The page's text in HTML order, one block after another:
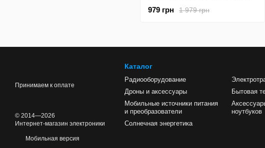
1 979 грн
979 грн
Принимаем к оплате
© 2014—2026
Интернет-магазин электроники
Мобильная версия
Каталог
Радиооборудование
Дроны и аксессуары
Мобильные источники питания
и преобразователи
Солнечная энергетика
Бытовая
ноутбуков